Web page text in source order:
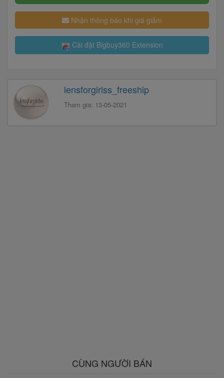
Nhận thông báo khi giá giảm
Cài đặt Bigbuy360 Extension
lensforgirlss_freeship
Tham gia: 13-05-2021
CÙNG NGƯỜI BÁN